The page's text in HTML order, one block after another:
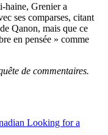
haine, Grenier a
ses comparses, citant
Qanon, mais que ce
en pensée » comme
de commentaires.